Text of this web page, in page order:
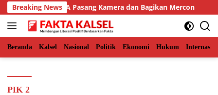
Langsung
ke
konten
Breaking News
Timur, BKSDA Pasang Kamera dan Bagikan Mercon
Beranda Kalsel Nasional Politik Ekonomi Hukum
PIK 2